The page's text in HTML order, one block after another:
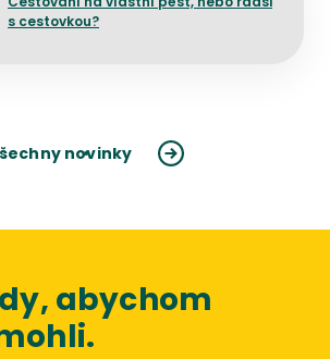
s cestovkou?
novinky
abychom